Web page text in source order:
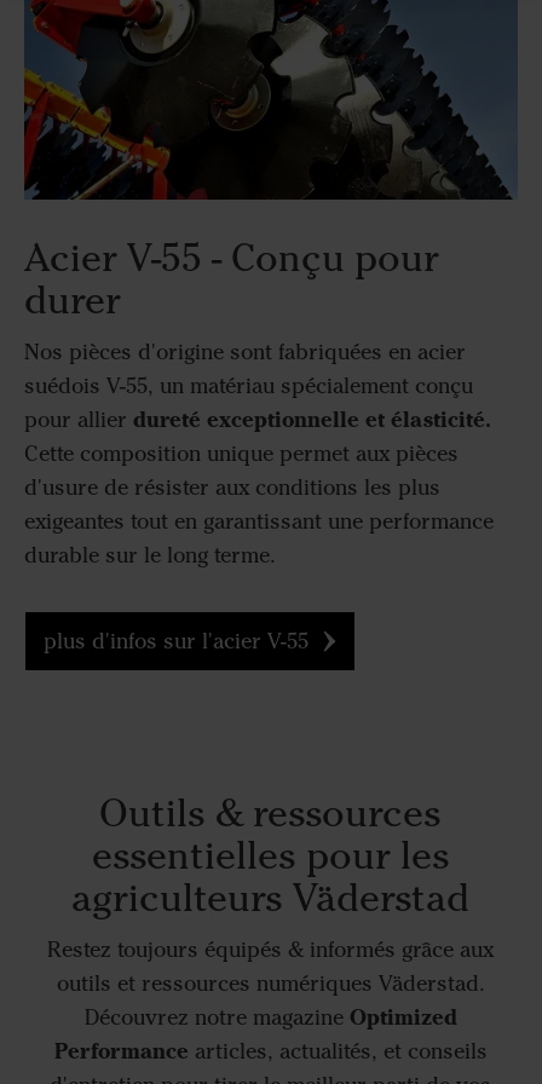
Acier V-55 - Conçu pour
durer
Nos pièces d'origine sont fabriquées en acier
suédois V-55, un matériau spécialement conçu
pour allier dureté exceptionnelle et élasticité.
Cette composition unique permet aux pièces
d'usure de résister aux conditions les plus
exigeantes tout en garantissant une performance
durable sur le long terme.
plus d'infos sur l'acier V-55
Outils & ressources
essentielles pour les
agriculteurs Väderstad
Restez toujours équipés & informés grâce aux
outils et ressources numériques Väderstad.
Découvrez notre magazine Optimized
Performance articles, actualités, et conseils